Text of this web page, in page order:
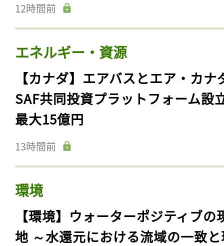
12時間前
エネルギー・資源
【カナダ】エアバスとエア・カナ
SAF共同投資プラットフォーム設
最大15億円
13時間前
環境
【環境】ウォーターポジティブの
地 ～水還元における流域の一致